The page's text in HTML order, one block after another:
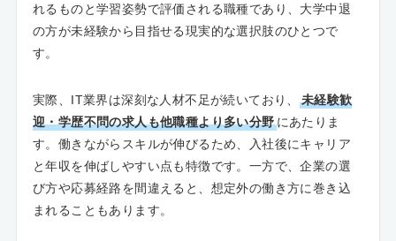
れるものと学習姿勢で評価される職種であり、大学中退
の方が未経験から目指せる現実的な選択肢のひとつで
す。
実際、IT業界は深刻な人材不足が続いており、
未経験歓
迎・学歴不問の求人も他職種より多い分野にあたりま
す。働きながらスキルが伸びるため、入社後にキャリア
と年収を伸ばしやすい点も特徴です。一方で、企業の選
び方や応募経路を間違えると、想定外の働き方に巻き込
まれることもあります。